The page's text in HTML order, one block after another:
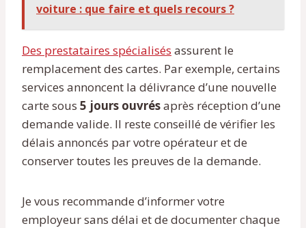
voiture : que faire et quels recours ?
Des prestataires spécialisés assurent le
remplacement des cartes. Par exemple, certains
services annoncent la délivrance d’une nouvelle
carte sous 5 jours ouvrésaprès réception d’une
demande valide. Il reste conseillé de vérifier les
délais annoncés par votre opérateur et de
conserver toutes les preuves de la demande.
Je vous recommande d’informer votre
employeur sans délai et de documenter chaque